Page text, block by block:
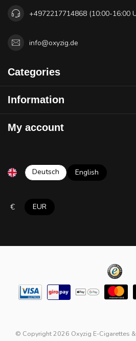
+4972217714868 (10:00-16:00
info@oxyzig.de
Categories
Information
My account
Deutsch English
€ EUR
© Copyright 2026 Oxyzig E-Cigarettes